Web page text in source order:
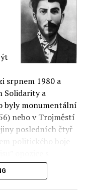
srpnem 1980 a
Solidarity a
byly monumentální
nebo v Trojměstí
posledních čtyř
s minulostí”.